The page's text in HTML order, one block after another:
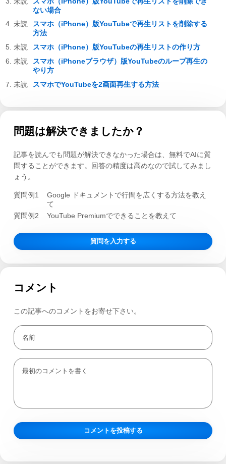
ない場合
スマホ（iPhone）版YouTubeで再生リストを削除する
方法
スマホ（iPhone）版YouTubeの再生リストの作り方
スマホ（iPhoneブラウザ）版YouTubeのループ再生の
やり方
スマホでYouTubeを2画面再生する方法
問題は解決できましたか？
記事を読んでも問題が解決できなかった場合は、無料でAIに質
問することができます。回答の精度は高めなので試してみまし
ょう。
質問例1
Google ドキュメントで行間を広くする方法を教え
て
質問例2
YouTube Premiumでできることを教えて
質問を入力する
コメント
この記事へのコメントをお寄せ下さい。